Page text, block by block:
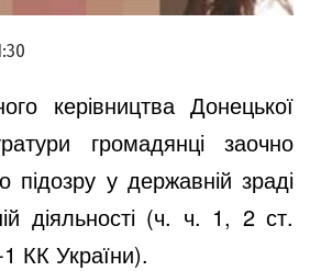
керівництва Донецької
громадянці заочно
підозру у державній зраді
діяльності (ч. ч. 1, 2 ст.
КК України).